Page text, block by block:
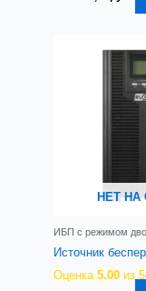
НЕТ НА
ИБП с режимом
Источник
Оценка5.00 из 5